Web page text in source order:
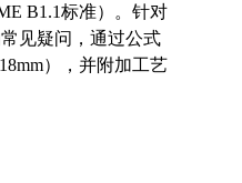
B1.1标准）。针对
见疑问，通过公式
），并附加工艺